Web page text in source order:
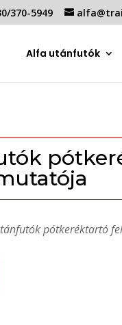
370-5949
Alfa utánfutók
pótkeréktartó